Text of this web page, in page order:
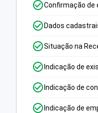
Confirmação de
Dados
Situação na
Indicação de
Indicação de
Indicação de